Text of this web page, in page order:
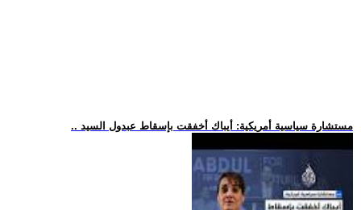
.. مستشارة سياسية أمريكية: أيباك أخفقت بإسقاط عبدول السيد